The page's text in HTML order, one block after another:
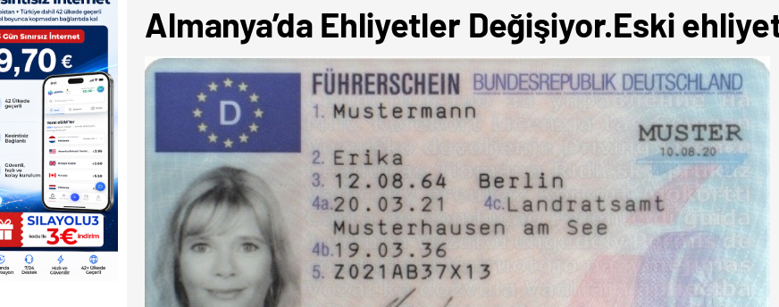
Almanya’da Ehliyetler Değişiyor.Eski